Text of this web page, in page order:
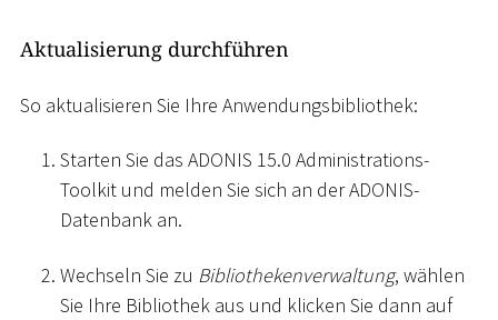
Aktualisierung durchführen
So aktualisieren Sie Ihre Anwendungsbibliothek:
Starten Sie das ADONIS 15.0 Administrations-
Toolkit und melden Sie sich an der ADONIS-
Datenbank an.
Wechseln Sie zu Bibliothekenverwaltung, wählen
Sie Ihre Bibliothek aus und klicken Sie dann auf